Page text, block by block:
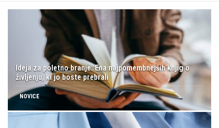
Ideja za poletno branje: Ena najpomembnejših knjig o
življenju, ki jo boste prebrali
NOVICE